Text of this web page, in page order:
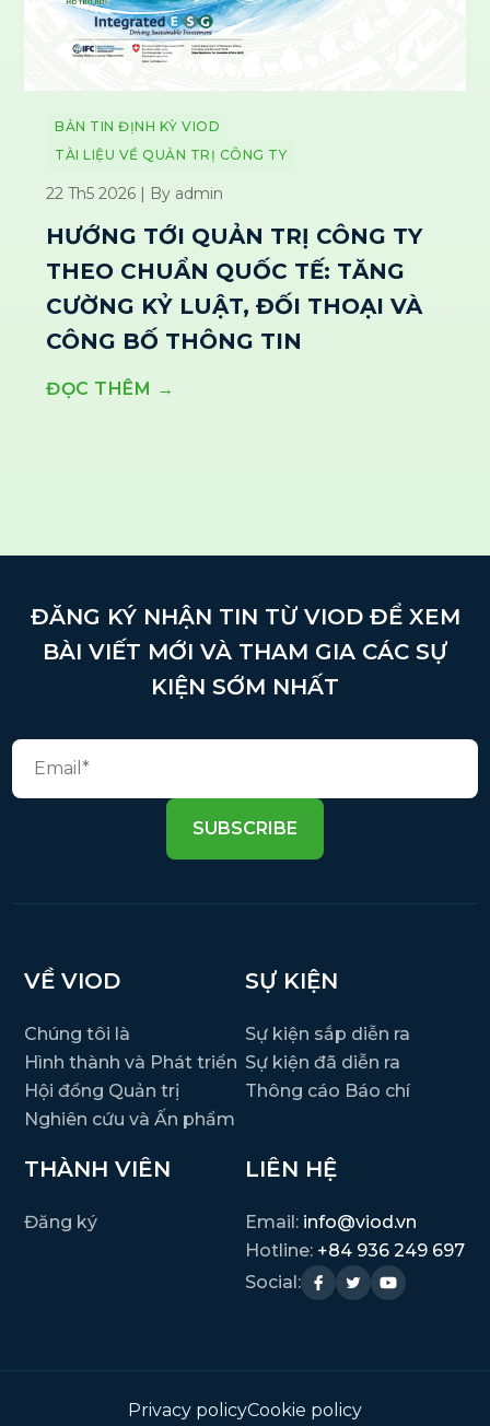
BẢN TIN ĐỊNH KỲ VIOD
TÀI LIỆU VỀ QUẢN TRỊ CÔNG TY
22 Th5 2026 | By admin
HƯỚNG TỚI QUẢN TRỊ CÔNG TY
THEO CHUẨN QUỐC TẾ: TĂNG
CƯỜNG KỶ LUẬT, ĐỐI THOẠI VÀ
CÔNG BỐ THÔNG TIN
ĐỌC THÊM →
ĐĂNG KÝ NHẬN TIN TỪ VIOD ĐỂ XEM
BÀI VIẾT MỚI VÀ THAM GIA CÁC SỰ
KIỆN SỚM NHẤT
SUBSCRIBE
VỀ VIOD
Chúng tôi là
Hình thành và Phát triển
Hội đồng Quản trị
Nghiên cứu và Ấn phẩm
SỰ KIỆN
Sự kiện sắp diễn ra
Sự kiện đã diễn ra
Thông cáo Báo chí
THÀNH VIÊN
Đăng ký
LIÊN HỆ
Email: info@viod.vn
Hotline: +84 936 249 697
Social:
Privacy policyCookie policy